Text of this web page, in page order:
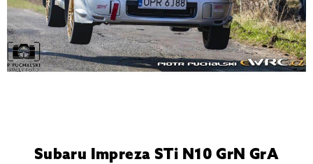
Subaru Impreza STi N10 GrN GrA